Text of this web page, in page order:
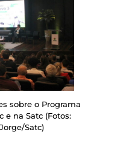
sobre o Programa
e na Satc (Fotos:
Satc)